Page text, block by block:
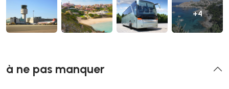
+4
à ne pas manquer